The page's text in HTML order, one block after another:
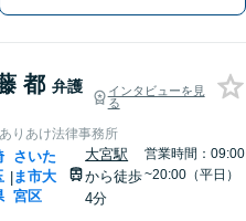
都 弁護
インタビューを見
る
りあけ法律事務所
|
さいた
ま市大
宮区
大宮駅
から徒歩
4分
営業時間：09:00
~20:00（平日）